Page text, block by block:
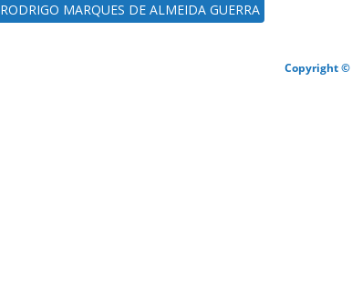
RODRIGO MARQUES DE ALMEIDA GUERRA
Copyright ©